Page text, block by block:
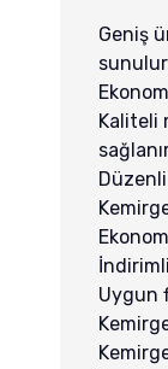
Geniş
Kaliteli
Uygun